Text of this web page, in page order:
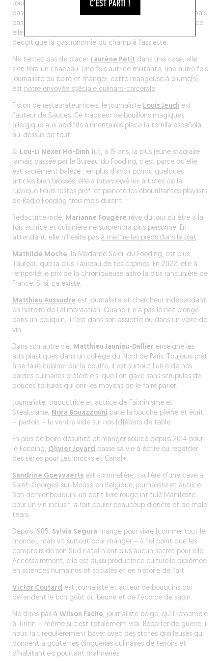
C'EST PARTI !
Journaliste et photographe,Kathleen Junion
passion au maroilles, à la pissaladière et aux croquetas – mais
pas tout en même temps. Après Lille, Séville, Toronto et Nice,
elle a posé ses valises au pays du beurre salé, où elle
décortique la gastronomie du champ à l’assiette.
Ne tentez pas de placer Laurène Petit dans une case, elle
s’en fera un chapeau. Une fois autrice militante, une autre fois
journaliste du boire et manger, cette mangeuse à plume(s)
est notre envoyée spéciale culinaro-carcérale.
Fiston de restaurateur·rice·s, le journaliste Louis Jeudi est
l’auteur de Sauces. Ce traqueur de bouillons magiques
allergique aux additifs alimentaires place la tortilla española
au-dessus de tout.
Si Lou-Li Nexer Ho-Dinh fut, à 19 ans, la plus jeune stagiaire
jamais passée par le Bureau du Fooding, c’est parce qu’elle
est sacrément balèze : en plus d’avoir pondu quelques
articles bien brossés, elle a interviewé les artistes de la
rubrique Leurs restos préf’ et pianoté les ébouriffantes playlists
de Radio Fooding trois mois durant.
Rédactrice indé, Marianne Fougère rêve du jour où être à la
fois autrice et cuisinière ne surprendra plus personne. En
attendant, elle n’hésite pas à mettre les pieds dans le plat.
Mathilde Moche, la Madame Soleil du Fooding, est plus
Taureau que la plus Taureau de tes copines. En 2022, elle a
remporté le prix de la chroniqueuse astro la plus rancunière de
France. Si si, ça existe.
Matthieu Aussudre est journaliste et chercheur indépendant
en histoire de l’alimentation. Quand il n’a pas le nez plongé
dans un bouquin, il l’est dans son assiette ou dans un verre de
vin.
Dans son autre vie, Matthieu Jauniau-Dallier enseigne les
arts plastiques dans un collège du Nord de Paris. Toujours prêt
à se faire cuisiner par la bouffe, il est surtout l’un·e de nos
bardes culinaires préféré·e·s, que l’on gave sans scrupules de
douces tortures qui ont les moyens de le faire parler.
Journaliste, traductrice et autrice de Faiminismeet
Steaksisme, Nora Bouazzouni parle la bouche pleine et écrit
– parfois – le ventre vide sur nos (d)ébats de table.
En plus de boire désulfité et manger sourcé depuis 2014 pour
le Fooding, Olivier Joyard passe sa vie à écrire ou regarder
des séries pour Les Inrockset Canal+.
Sandrine Goeyvaertsest sommelière, taulière d’une cave à
Saint-Georges-sur-Meuse en Belgique, journaliste et autrice.
Son dernier bouquin, un petit livre rouge intitulé Manifeste
pour un vin inclusif, a fait couler beaucoup d’encre et de male
tears.
Depuis 1985, Sylvia Segura mange pour vivre (comme tout le
monde), mais vit surtout pour manger – à tel point que les
comptoirs de son Sud natal n’ont plus aucun secret pour elle.
Accessoirement, elle est aussi productrice culturelle diplômée
en sciences humaines et sociales et en histoire de l’art.
Victor Coutard est journaliste et auteur de bouquins qui
défendent le bon goût du beurre et de l’écorce de sapin.
Ne dites pas à Wilson Fache, journaliste belge, qu’il ressemble
à Tintin – même si c’est totalement vrai. Reporter de guerre, il
nous fait régulièrement baver avec des stories grailleuses qui
donnent à goûter les dingueries culinaires de terroirs et
d’habitant·e·s pourtant malmenés.